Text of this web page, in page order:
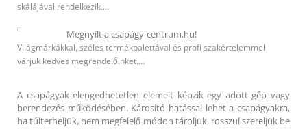
skálájával rendelkezik.…
Megnyílt a csapágy-centrum.hu!
Világmárkákkal, széles termékpalettával és profi szakértelemmel
várjuk kedves megrendelőinket.…
A csapágyak elengedhetetlen elemeit képzik egy adott gép vagy
berendezés működésében. Károsító hatással lehet a csapágyakra,
ha túlterheljük, nem megfelelő módon tároljuk, rosszul szereljük be